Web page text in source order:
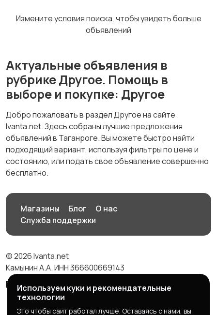
Измените условия поиска, чтобы увидеть больше
объявлений
Актуальные объявления в
рубрике Другое. Помощь в
выборе и покупке: Другое
Добро пожаловать в раздел Другое на сайте
Ivanta.net. Здесь собраны лучшие предложения
объявлений в Таганроге. Вы можете быстро найти
подходящий вариант, используя фильтры по цене и
состоянию, или подать свое объявление совершенно
бесплатно.
Магазины Блог
О нас
Служба поддержки
© 2026 Ivanta.net
Камынин А.А. ИНН 366600669143
Правила сервиса
Политика конфиденциальности
Используем куки и рекомендательные
технологии
Это чтобы сайт работал лучше. Оставаясь с нами, вы